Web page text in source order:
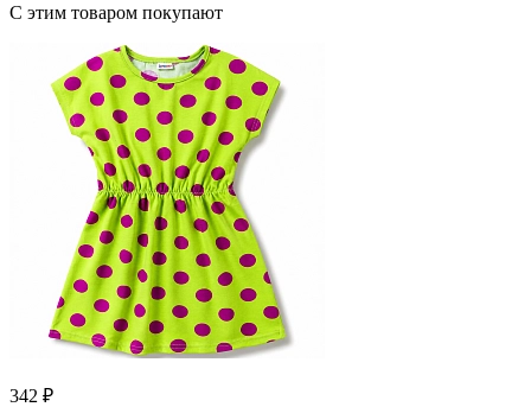
С этим товаром покупают
342 ₽